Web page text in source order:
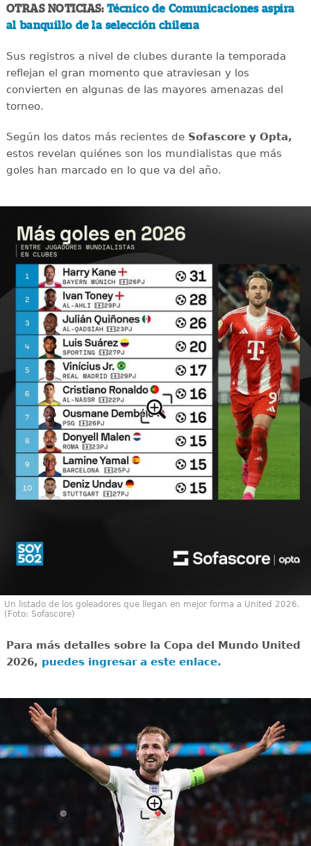
OTRAS NOTICIAS: Técnico de Comunicaciones aspira
al banquillo de la selección chilena
Sus registros a nivel de clubes durante la temporada
reflejan el gran momento que atraviesan y los
convierten en algunas de las mayores amenazas del
torneo.
Según los datos más recientes de Sofascore y Opta,
estos revelan quiénes son los mundialistas que más
goles han marcado en lo que va del año.
Un listado de los goleadores que llegan en mejor forma a United 2026.
(Foto: Sofascore)
Para más detalles sobre la Copa del Mundo United
2026, puedes ingresar a este enlace.